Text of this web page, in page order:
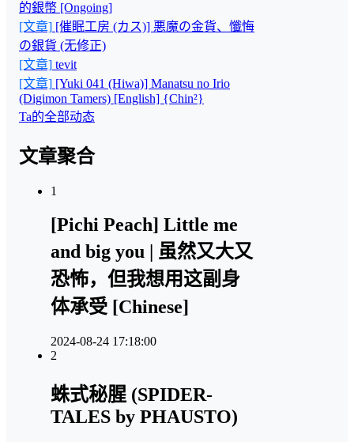
的銀幣 [Ongoing]
[文章] [催眠工房 (カス)] 悪魔の金貨、懺悔
の銀貨 (无修正)
[文章] tevit
[文章] [Yuki 041 (Hiwa)] Manatsu no Irio
(Digimon Tamers) [English] {Chin²}
Ta的全部动态
文章聚合
1
[Pichi Peach] Little me
and big you | 虽然又大又
恐怖，但我想用这副身
体承受 [Chinese]
2024-08-24 17:18:00
2
蛛式秘腥 (SPIDER-
TALES by PHAUSTO)